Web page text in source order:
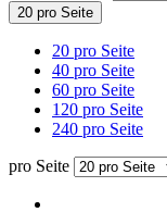
20 pro Seite
20 pro Seite
40 pro Seite
60 pro Seite
120 pro Seite
240 pro Seite
pro Seite